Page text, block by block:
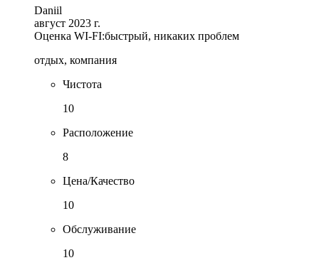
Daniil
август 2023 г.
Оценка WI-FI:быстрый, никаких проблем
отдых, компания
Чистота
10
Расположение
8
Цена/Качество
10
Обслуживание
10